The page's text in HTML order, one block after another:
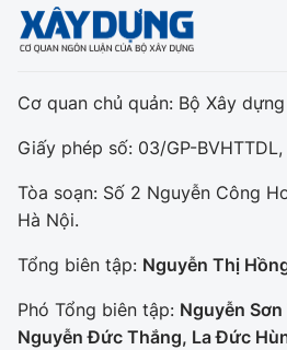
Cơ quan chủ quản: Bộ Xây dựng
Giấy phép số: 03/GP-
Tòa soạn: Số 2 Nguyễn Công
Hà Nội.
Tổng biên tập: Nguyễn Thị
Phó Tổng biên tập: Nguyễn
Nguyễn Đức Thắng, La Đức